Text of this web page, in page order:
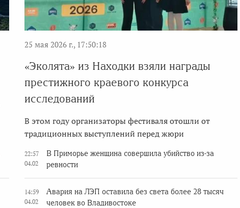
25 мая 2026 г., 17:50:18
«Эколята» из Находки взяли награды
престижного краевого конкурса
исследований
В этом году организаторы фестиваля отошли от
традиционных выступлений перед жюри
22:57
04.02
В Приморье женщина совершила убийство из-за
ревности
14:59
04.02
Авария на ЛЭП оставила без света более 28 тысяч
человек во Владивостоке